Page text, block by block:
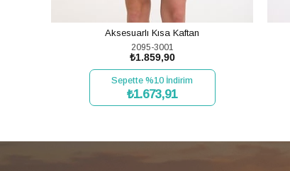
Aksesuarlı Kısa Kaftan
2095-3001
₺1.859,90
Sepette %10 İndirim
₺1.673,91